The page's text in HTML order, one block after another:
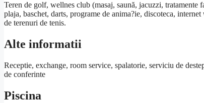
Teren de golf, wellnes club (masaj, saună, jacuzzi, tratamente
plaja, baschet, darts, programe de anima?ie, discoteca,
de terenuri de tenis.
Alte informatii
Receptie, exchange, room service, spalatorie, serviciu de
de conferinte
Piscina